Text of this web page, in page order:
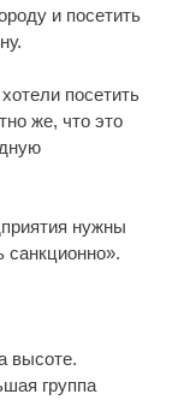
и посетить
посетить
же, что это
нужны
санкционно».
высоте.
группа